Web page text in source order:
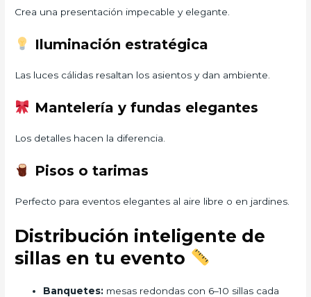
Crea una presentación impecable y elegante.
Iluminación estratégica
Las luces cálidas resaltan los asientos y dan ambiente.
Mantelería y fundas elegantes
Los detalles hacen la diferencia.
Pisos o tarimas
Perfecto para eventos elegantes al aire libre o en jardines.
Distribución inteligente de
sillas en tu evento
Banquetes: mesas redondas con 6–10 sillas cada